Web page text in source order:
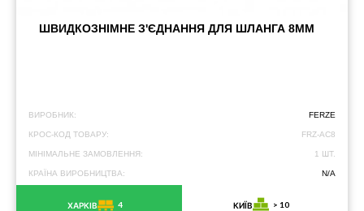
ШВИДКОЗНІМНЕ З'ЄДНАННЯ ДЛЯ ШЛАНГА 8ММ
ВИРОБНИК: FERZE
КРОС-КОД ТОВАРУ: FRZ-AC8
МІНІМАЛЬНЕ ЗАМОВЛЕННЯ: 1 ШТ.
КРАЇНА ВИРОБНИЦТВА: N/A
ХАРКІВ 4 КИЇВ > 10